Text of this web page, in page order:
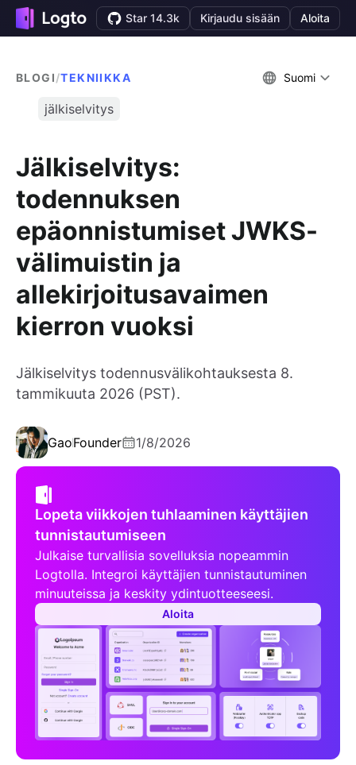
Star 14.3k Kirjaudu sisään Aloita
BLOGI/TEKNIIKKA Suomi
jälkiselvitys
Jälkiselvitys:
todennuksen
epäonnistumiset JWKS-
välimuistin ja
allekirjoitusavaimen
kierron vuoksi
Jälkiselvitys todennusvälikohtauksesta 8.
tammikuuta 2026 (PST).
GaoFounder 1/8/2026
Lopeta viikkojen tuhlaaminen käyttäjien
tunnistautumiseen
Julkaise turvallisia sovelluksia nopeammin
Logtolla. Integroi käyttäjien tunnistautuminen
minuuteissa ja keskity ydintuotteeseesi.
Aloita